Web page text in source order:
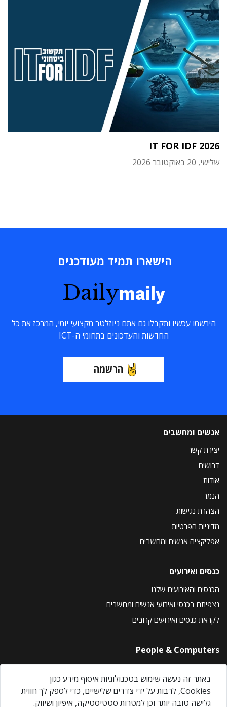
IT FOR IDF 2026
שלישי, 20 באוקטובר 2026
הישארו תמיד מעודכנים
Dailymaily
הירשמו עכשיו ותקבלו גם אתם ניוזלטר מקצועי יומי, המרכז את כל
החדשות והעדכונים בתחומי ה-ICT
הרשמה
אנשים ומחשבים
יצירת קשר
דרושים
אודות
הנמר
הצהרת נגישות
מדיניות הפרטיות
אפליקציה אנשים ומחשבים
כנסים ואירועים
הכנסים והאירועים שלנו
נצפיתם בכנסי ואירועי אנשים ומחשבים
לקראת כנסים ואירועים קרובים
People & Computers
About Us
Privacy Policy
Contact Us
באתר זה נעשה שימוש בטכנולוגיות איסוף מידע כגון
Cookies, לרבות על ידי צדדים שלישיים, כדי לספק לך חווית
גלישה טובה יותר וכן למטרות סטטיסטיקה, איפיון ושיווק.